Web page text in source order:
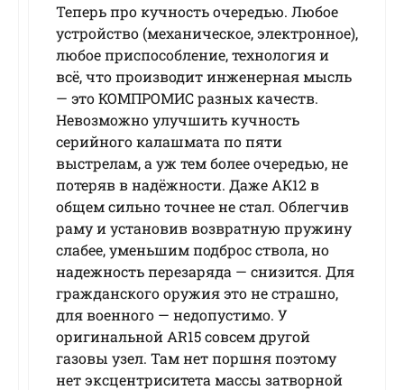
Теперь про кучность очередью. Любое
устройство (механическое, электронное),
любое приспособление, технология и
всё, что производит инженерная мысль
— это КОМПРОМИС разных качеств.
Невозможно улучшить кучность
серийного калашмата по пяти
выстрелам, а уж тем более очередью, не
потеряв в надёжности. Даже АК12 в
общем сильно точнее не стал. Облегчив
раму и установив возвратную пружину
слабее, уменьшим подброс ствола, но
надежность перезаряда — снизится. Для
гражданского оружия это не страшно,
для военного — недопустимо. У
оригинальной AR15 совсем другой
газовы узел. Там нет поршня поэтому
нет эксцентриситета массы затворной